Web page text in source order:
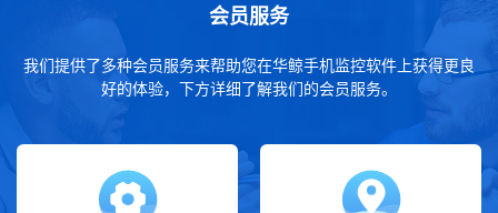
会员服务
我们提供了多种会员服务来帮助您在华鲸手机监控软件上获得更良
好的体验，下方详细了解我们的会员服务。